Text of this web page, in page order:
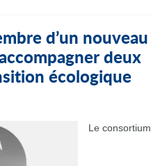
d’un nouveau
deux
écologique
Le consortium